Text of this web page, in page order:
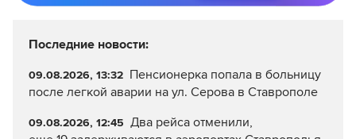
Последние новости:
09.08.2026, 13:32 Пенсионерка попала в больницу
после легкой аварии на ул. Серова в Ставрополе
09.08.2026, 12:45 Два рейса отменили,